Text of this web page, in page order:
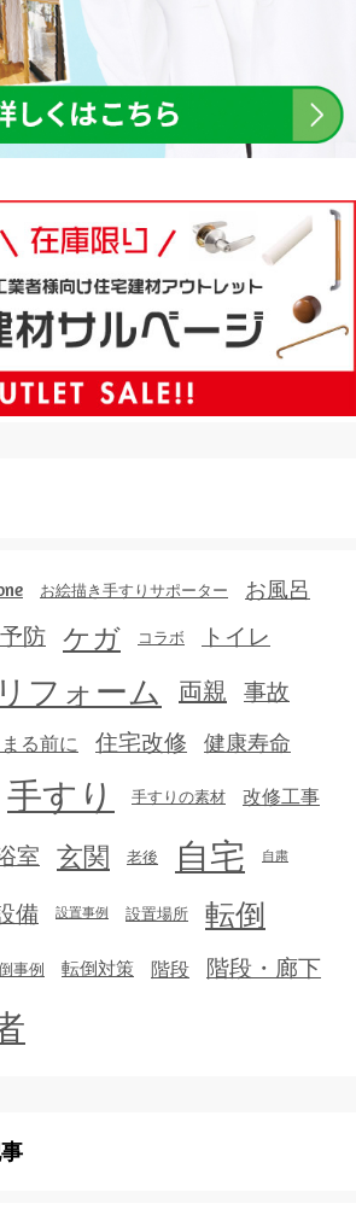
お絵描き手すりサポーター お風呂
防 ケガ コラボ トイレ
リフォーム 両親 事故
る前に 住宅改修 健康寿命
手すり 手すりの素材 改修工事
室 玄関 老後 自宅 自粛
備 設置事例 設置場所
転倒
事例 転倒対策 階段 階段・廊下